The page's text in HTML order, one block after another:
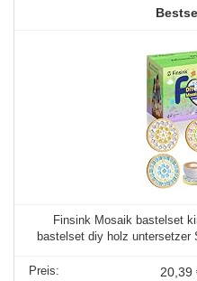
Finsink Mosaik bastelset
bastelset diy holz untersetzer
20,39